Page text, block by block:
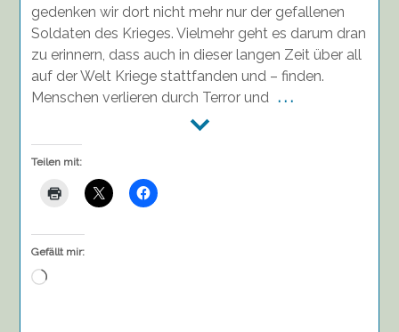
gedenken wir dort nicht mehr nur der gefallenen
Soldaten des Krieges. Vielmehr geht es darum dran
zu erinnern, dass auch in dieser langen Zeit über all
auf der Welt Kriege stattfanden und – finden.
Menschen verlieren durch Terror und . . .
Teilen mit:
Gefällt mir:
Wird